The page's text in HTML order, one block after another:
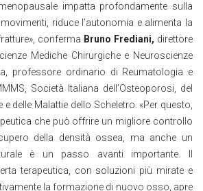
impatta profondamente sulla
riduce l’autonomia e alimenta la
conferma Bruno Frediani, direttore
Mediche Chirurgiche e Neuroscienze
professore ordinario di Reumatologia e
Società Italiana dell’Osteoporosi, del
delle Malattie dello Scheletro. «Per questo,
che può offrire un migliore controllo
della densità ossea, ma anche un
è un passo avanti importante. Il
terapeutica, con soluzioni più mirate e
la formazione di nuovo osso, apre